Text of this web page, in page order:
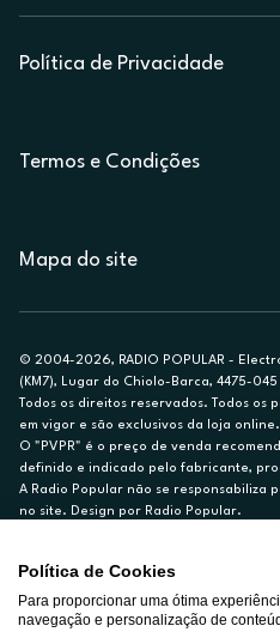
Política de Privacidade
Termos e Condições
Mapa do site
© 2004-2026, RADIO POPULAR -
(KM7), Lugar do Chiolo-Barca, 4475-
Todos os direitos reservados. Todos os
em vigor e são exclusivos da loja online.
O "PVPR" é o preço de venda
definido e indicado pelo fabricante,
A Radio Popular não se responsabiliza
no site. Design por Radio Popular.
Ex. para limite de crédito de €1.500,
14,79%.
Crédito sujeito a aprovação pelo
Política de Cookies
Para proporcionar uma ótima
navegação e personalização de